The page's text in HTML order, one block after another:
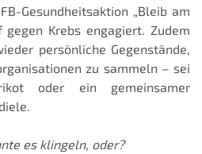
Gesundheitsaktion „Bleib am
Krebs engagiert. Zudem
persönliche Gegenstände,
zu sammeln – sei
oder ein gemeinsamer
es klingeln, oder?